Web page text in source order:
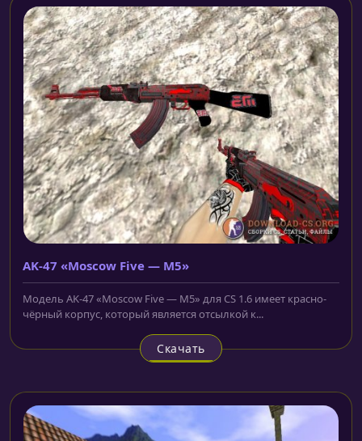
AK-47 «Moscow Five — M5»
Модель AK-47 «Moscow Five — M5» для CS 1.6 имеет красно-
чёрный корпус, который является отсылкой к...
Скачать